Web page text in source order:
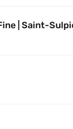
| Saint-